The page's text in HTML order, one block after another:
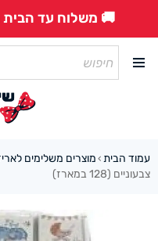
🚚 משלוח עד הבית
עמוד הבית ›מוצרים משלימים
צבעוניים (128 במארז)